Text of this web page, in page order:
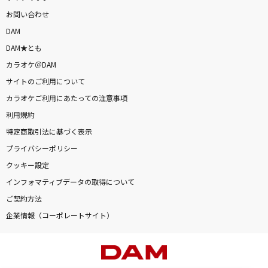
お問い合わせ
DAM
DAM★とも
カラオケ＠DAM
サイトのご利用について
カラオケご利用にあたっての注意事項
利用規約
特定商取引法に基づく表示
プライバシーポリシー
クッキー設定
インフォマティブデータの取得について
ご契約方法
企業情報（コーポレートサイト）